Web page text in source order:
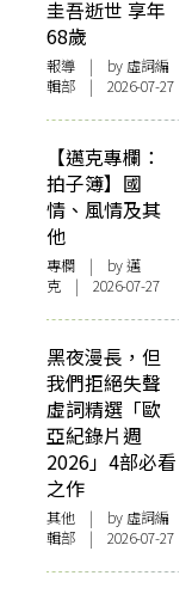
圭吾逝世 享年
68歲
報導 | by 虛詞編
輯部 | 2026-07-27
【邁克專欄：
拍子簿】國
情、風情及其
他
專欄 | by邁
克 | 2026-07-27
黑夜漫長，但
我們拒絕失聲
虛詞精選「歐
亞紀錄片週
2026」4部必看
之作
其他 | by 虛詞編
輯部 | 2026-07-27